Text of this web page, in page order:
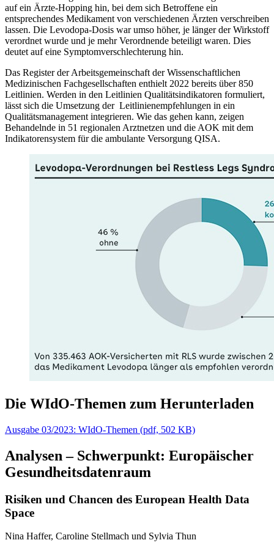
auf ein Ärzte-Hopping hin, bei dem sich Betroffene ein
entsprechendes Medikament von verschiedenen Ärzten verschreiben
lassen. Die Levodopa-Dosis war umso höher, je länger der Wirkstoff
verordnet wurde und je mehr Verordnende beteiligt waren. Dies
deutet auf eine Symptomverschlechterung hin.
Das Register der Arbeitsgemeinschaft der Wissenschaftlichen
Medizinischen Fachgesellschaften enthielt 2022 bereits über 850
Leitlinien. Werden in den Leitlinien Qualitätsindikatoren formuliert,
lässt sich die Umsetzung der Leitlinienempfehlungen in ein
Qualitätsmanagement integrieren. Wie das gehen kann, zeigen
Behandelnde in 51 regionalen Arztnetzen und die AOK mit dem
Indikatorensystem für die ambulante Versorgung QISA.
Die WIdO-Themen zum Herunterladen
Ausgabe 03/2023: WIdO-Themen (pdf, 502 KB)
Analysen – Schwerpunkt: Europäischer
Gesundheitsdatenraum
Risiken und Chancen des European Health Data
Space
Nina Haffer, Caroline Stellmach und Sylvia Thun